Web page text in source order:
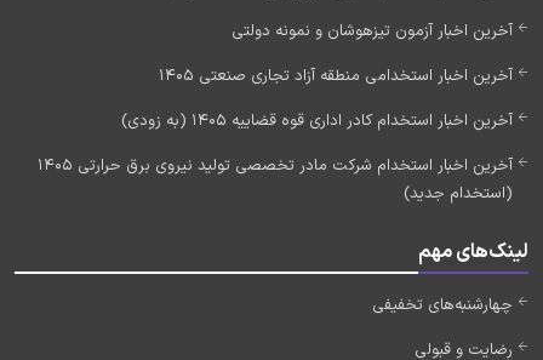
آخرین اخبار آزمون تیزهوشان و نمونه دولتی
آخرین اخبار استخدامی منطقه آزاد تجاری صنعتی 1405
آخرین اخبار استخدام کادر اداری قوه قضاییه 1405 (به زودی)
آخرین اخبار استخدام شرکت مادر تخصصی تولید نیروی برق حرارتی 1405
(استخدام جدید)
لینک‌های مهم
چهارشنبه‌های تخفیفی
رضایت و قبولی